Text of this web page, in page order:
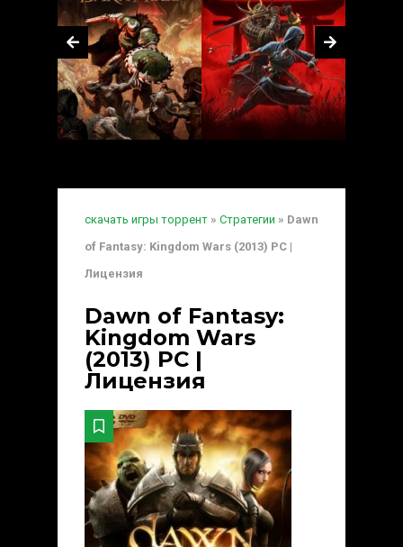
скачать игры торрент » Стратегии » Dawn
of Fantasy: Kingdom Wars (2013) PC |
Лицензия
Dawn of Fantasy:
Kingdom Wars
(2013) PC |
Лицензия